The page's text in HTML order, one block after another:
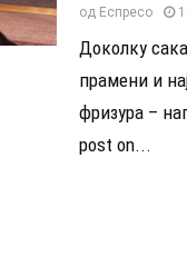
од Еспресо
Доколку
прамени и
фризура –
post on...